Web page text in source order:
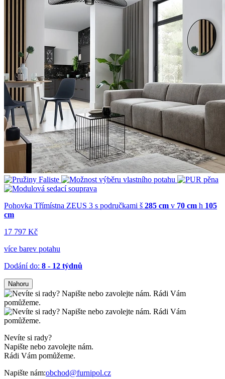
Pohovka Třímístna ZEUS 3 s područkami š 285 cm v 70 cm h 105
cm
17 797 Kč
více barev potahu
Dodání do: 8 - 12 týdnů
Nahoru
Nevíte si rady?
Napište nebo zavolejte nám.
Rádi Vám pomůžeme.
Napište nám:obchod@furnipol.cz